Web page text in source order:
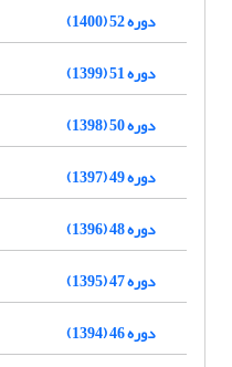
دوره 52 (1400)
دوره 51 (1399)
دوره 50 (1398)
دوره 49 (1397)
دوره 48 (1396)
دوره 47 (1395)
دوره 46 (1394)